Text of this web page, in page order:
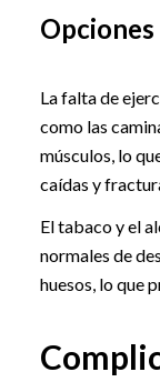
La falta de
como las
músculos, lo
caídas y
El tabaco y el
normales de
huesos, lo que